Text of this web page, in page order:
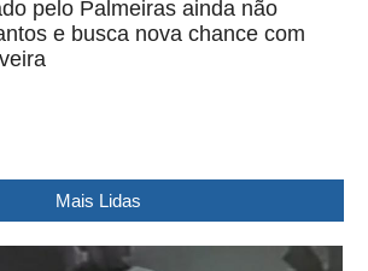
pelo Palmeiras ainda não
e busca nova chance com
Mais Lidas